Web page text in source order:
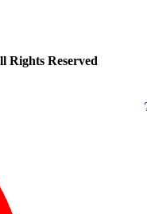
Rights Reserved
(8h00 - 21h30)
(8h00 -